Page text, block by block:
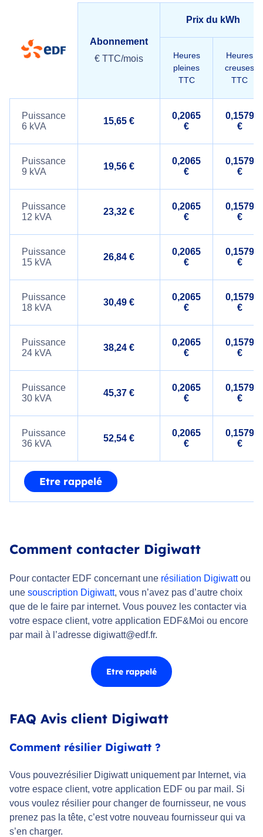
Abonnement
€ TTC/mois
Prix du kWh
Heures
pleines
TTC
Heures
creuses
TTC
Puissance
6 kVA
15,65 €
0,2065
€
0,1579
€
Puissance
9 kVA
19,56 €
0,2065
€
0,1579
€
Puissance
12 kVA
23,32 €
0,2065
€
0,1579
€
Puissance
15 kVA
26,84 €
0,2065
€
0,1579
€
Puissance
18 kVA
30,49 €
0,2065
€
0,1579
€
Puissance
24 kVA
38,24 €
0,2065
€
0,1579
€
Puissance
30 kVA
45,37 €
0,2065
€
0,1579
€
Puissance
36 kVA
52,54 €
0,2065
€
0,1579
€
Etre rappelé
Comment contacter Digiwatt
Pour contacter EDF concernant une résiliation Digiwattou
une souscription Digiwatt, vous n’avez pas d’autre choix
que de le faire par internet. Vous pouvez les contacter via
votre espace client, votre application EDF&Moi ou encore
par mail à l’adresse digiwatt@edf.fr.
Etre rappelé
FAQ Avis client Digiwatt
Comment résilier Digiwatt ?
Vous pouvezrésilier Digiwatt uniquement par Internet, via
votre espace client, votre application EDF ou par mail. Si
vous voulez résilier pour changer de fournisseur, ne vous
prenez pas la tête, c’est votre nouveau fournisseur qui va
s’en charger.